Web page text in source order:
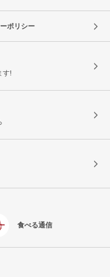
ポリシー
す!
食べる通信